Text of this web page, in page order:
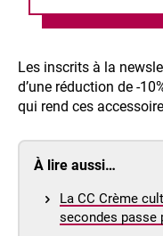
Les inscrits à la
d’une réduction de -
qui rend ces
À lire aussi…
La CC Crème
secondes passe